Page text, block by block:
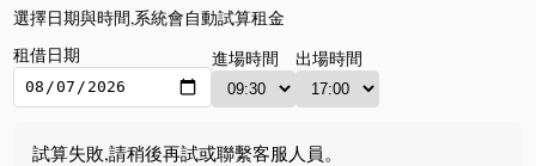
選擇日期與時間,系統會自動試算租金
租借日期
進場時間 出場時間
試算失敗,請稍後再試或聯繫客服人員。